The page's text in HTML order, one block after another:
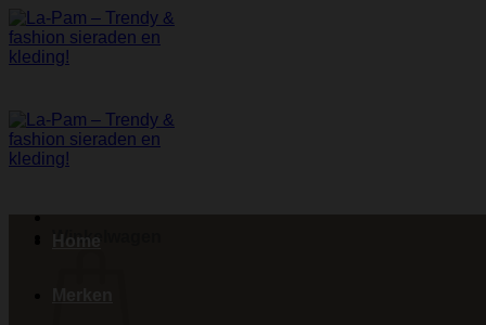
Winkelwagen
Home